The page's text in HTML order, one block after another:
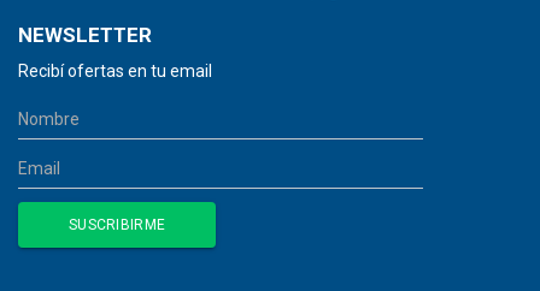
NEWSLETTER
Recibí ofertas en tu email